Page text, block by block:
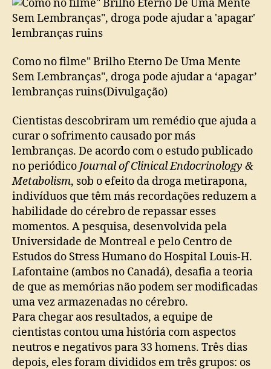
Como no filme" Brilho Eterno De Uma Mente
Sem Lembranças", droga pode ajudar a ‘apagar’
lembranças ruins(Divulgação)
Cientistas descobriram um remédio que ajuda a
curar o sofrimento causado por más
lembranças. De acordo com o estudo publicado
no periódico Journal of Clinical Endocrinology &
Metabolism, sob o efeito da droga metirapona,
indivíduos que têm más recordações reduzem a
habilidade do cérebro de repassar esses
momentos. A pesquisa, desenvolvida pela
Universidade de Montreal e pelo Centro de
Estudos do Stress Humano do Hospital Louis-H.
Lafontaine (ambos no Canadá), desafia a teoria
de que as memórias não podem ser modificadas
uma vez armazenadas no cérebro.
Para chegar aos resultados, a equipe de
cientistas contou uma história com aspectos
neutros e negativos para 33 homens. Três dias
depois, eles foram divididos em três grupos: os